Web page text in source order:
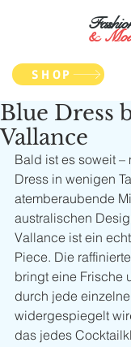
&
SHOP
Blue Dress
Vallance
Bald ist es soweit –
Dress in wenigen
atemberaubende
australischen
Vallance ist ein
Piece. Die
bringt eine Frische
durch jede
widergespiegelt
das jedes